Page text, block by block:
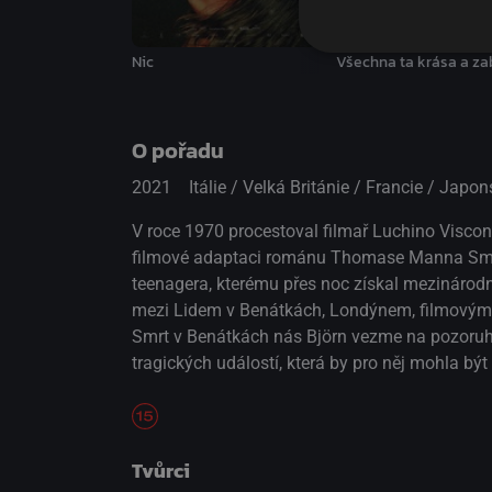
Nic Všechna ta krása a
O pořadu
2021 Itálie / Velká Británie / Francie /
V roce 1970 procestoval filmař Luchino
filmové adaptaci románu Thomase Manna
teenagera, kterému přes noc získal
mezi Lidem v Benátkách, Londýnem,
Smrt v Benátkách nás Björn vezme na
tragických událostí, která by pro něj mohla
Tvůrci